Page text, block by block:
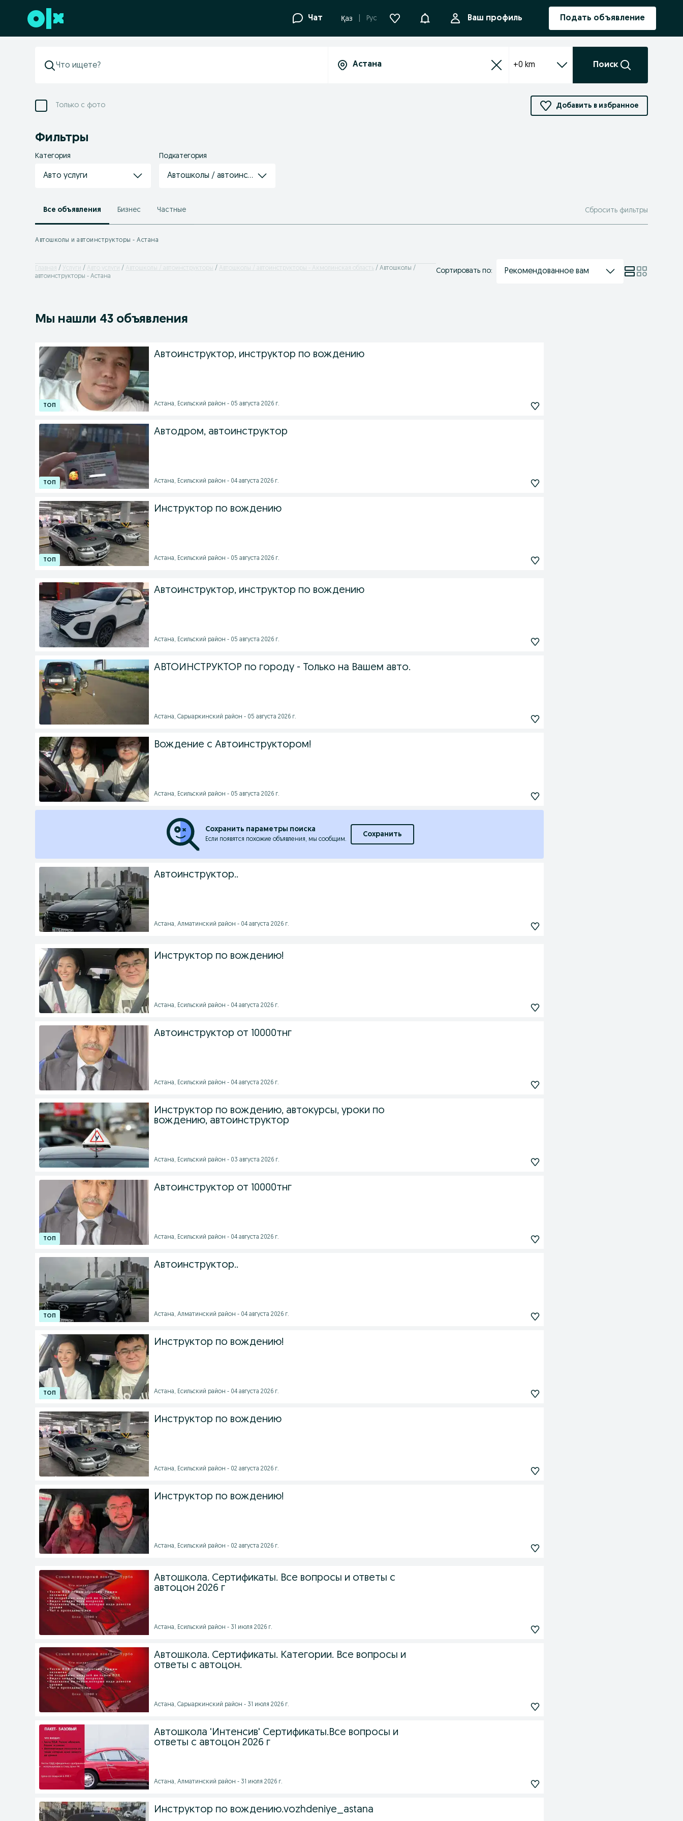
Перейти к нижнему колонтитулу Чат Қаз Рус УведомленияВаш профиль Подать объявление
+0 km Поиск
Только с фото Добавить в избранное
Фильтры
Категория
Авто услуги
Подкатегория
Автошколы / автоинструкторы
Все объявления Бизнес Частные Сбросить фильтры
Автошколы и автоинструкторы - Астана
Главная Услуги Авто услуги Автошколы / автоинструкторы Автошколы / автоинструкторы - Акмолинская область
Автошколы /
автоинструкторы - Астана
Сортировать по: Рекомендованное вам
Мы нашли 43 объявления
Автоинструктор, инструктор по вождению
Астана, Есильский район - 05 августа 2026 г.
Автодром, автоинструктор
Астана, Есильский район - 04 августа 2026 г.
Инструктор по вождению
Астана, Есильский район - 05 августа 2026 г.
Автоинструктор, инструктор по вождению
Астана, Есильский район - 05 августа 2026 г.
АВТОИНСТРУКТОР по городу - Только на Вашем авто.
Астана, Сарыаркинский район - 05 августа 2026 г.
Вождение с Автоинструктором!
Астана, Есильский район - 05 августа 2026 г.
Сохранить параметры поиска
Если появятся похожие объявления, мы сообщим.
Сохранить
Автоинструктор..
Астана, Алматинский район - 04 августа 2026 г.
Инструктор по вождению!
Астана, Есильский район - 04 августа 2026 г.
Автоинструктор от 10000тнг
Астана, Есильский район - 04 августа 2026 г.
Инструктор по вождению, автокурсы, уроки по
вождению, автоинструктор
Астана, Есильский район - 03 августа 2026 г.
Автоинструктор от 10000тнг
Астана, Есильский район - 04 августа 2026 г.
Автоинструктор..
Астана, Алматинский район - 04 августа 2026 г.
Инструктор по вождению!
Астана, Есильский район - 04 августа 2026 г.
Инструктор по вождению
Астана, Есильский район - 02 августа 2026 г.
Инструктор по вождению!
Астана, Есильский район - 02 августа 2026 г.
Автошкола. Сертификаты. Все вопросы и ответы с
автоцон 2026 г
Астана, Есильский район - 31 июля 2026 г.
Автошкола. Сертификаты. Категории. Все вопросы и
ответы с автоцон.
Астана, Сарыаркинский район - 31 июля 2026 г.
Автошкола 'Интенсив' Сертификаты.Все вопросы и
ответы с автоцон 2026 г
Астана, Алматинский район - 31 июля 2026 г.
Инструктор по вождению.vozhdeniye_astana